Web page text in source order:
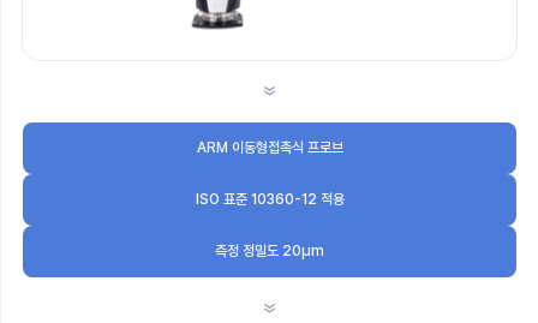
»
ARM 이동형접촉식 프로브
ISO 표준 10360-12 적용
측정 정밀도 20μm
»